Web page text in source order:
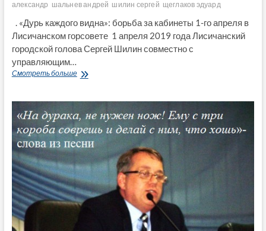
александр шальнев андрей шилин сергей щеглаков эдуард
. «Дурь каждого видна»: борьба за кабинеты 1-го апреля в
Лисичанском горсовете 1 апреля 2019 года Лисичанский
городской голова Сергей Шилин совместно с
управляющим…
Смотреть больше«Дурь
за
кабинеты
1-
го
в
Лисичанском
горсовете (Видео)